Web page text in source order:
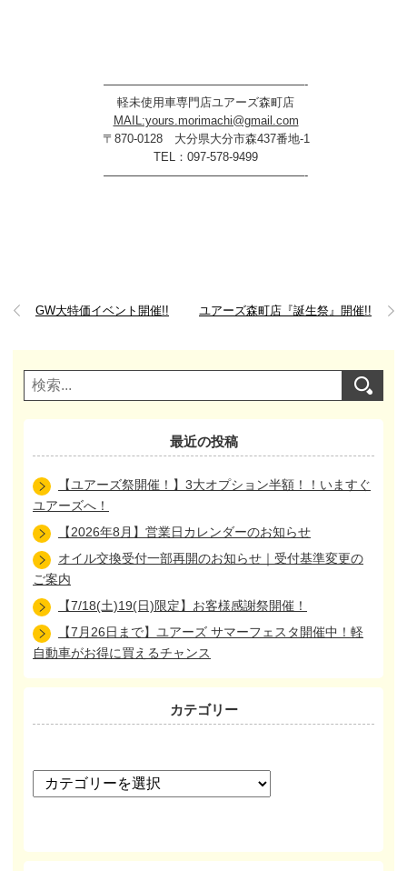
—————————————————-
軽未使用車専門店ユアーズ森町店
MAIL:yours.morimachi@gmail.com
〒870-0128 大分県大分市森437番地-1
TEL：097-578-9499
—————————————————-
ユアーズ森町店『誕生祭』開催!!
GW大特価イベント開催!!
最近の投稿
【ユアーズ祭開催！】3大オプション半額！！いますぐ
ユアーズへ！
【2026年8月】営業日カレンダーのお知らせ
オイル交換受付一部再開のお知らせ｜受付基準変更の
ご案内
【7/18(土)19(日)限定】お客様感謝祭開催！
【7月26日まで】ユアーズ サマーフェスタ開催中！軽
自動車がお得に買えるチャンス
カテゴリー
テ